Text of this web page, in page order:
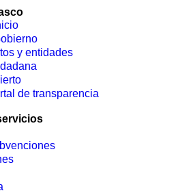
y entidades
de transparencia